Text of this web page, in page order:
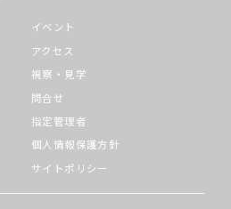
イベント
アクセス
視察・見学
問合せ
指定管理者
個人情報保護方針
サイトポリシー